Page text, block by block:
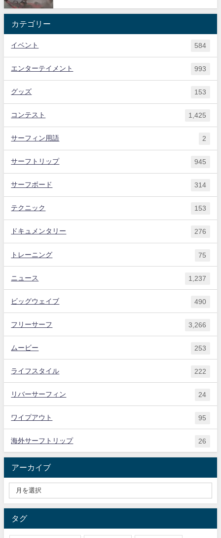
カテゴリー
イベント 584
エンターテイメント 993
グッズ 153
コンテスト 1,425
サーフィン用語 2
サーフトリップ 945
サーフボード 314
テクニック 153
ドキュメンタリー 276
トレーニング 75
ニュース 1,237
ビッグウェイブ 490
フリーサーフ 3,266
ムービー 253
ライフスタイル 222
リバーサーフィン 24
ワイプアウト 95
海外サーフトリップ 26
アーカイブ
タグ